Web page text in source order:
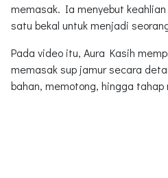
memasak. Ia menyebut
satu bekal untuk menjadi
Pada video itu, Aura Kasih
memasak sup jamur secara
bahan, memotong, hingga tahap